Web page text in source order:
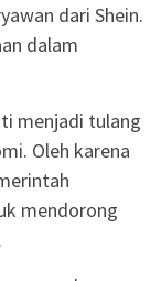
dari Shein.
dalam
menjadi tulang
Oleh karena
mendorong